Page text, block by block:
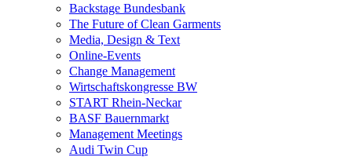
Backstage Bundesbank
The Future of Clean Garments
Media, Design & Text
Online-Events
Change Management
Wirtschaftskongresse BW
START Rhein-Neckar
BASF Bauernmarkt
Management Meetings
Audi Twin Cup